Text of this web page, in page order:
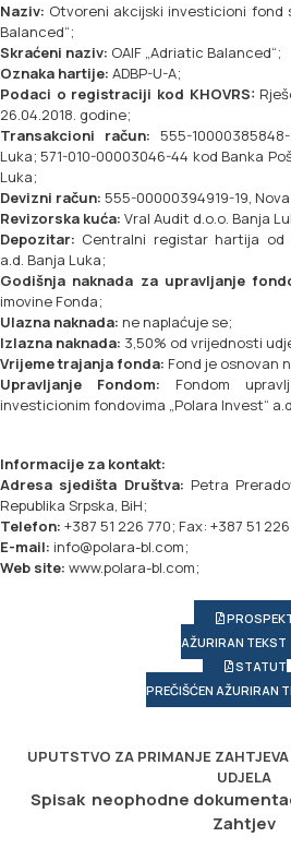
Naziv: Otvoreni akcijski investicioni fond
Balanced“;
Skraćeni naziv: OAIF „Adriatic Balanced“;
Oznaka hartije: ADBP-U-A;
Podaci o registraciji kod KHOVRS:
26.04.2018. godine;
Transakcioni račun: 555-
Luka; 571-010-00003046-44 kod Banka
Luka;
Devizni račun: 555-00000394919-19,
Revizorska kuća: Vral Audit d.o.o. Banja
Depozitar: Centralni registar hartija od
a.d. Banja Luka;
Godišnja naknada za upravljanje
imovine Fonda;
Ulazna naknada: ne naplaćuje se;
Izlazna naknada: 3,50% od vrijednosti
Vrijeme trajanja fonda: Fond je osnovan
Upravljanje Fondom: Fondom
investicionim fondovima „Polara Invest“
Informacije za kontakt:
Adresa sjedišta Društva: Petra
Republika Srpska, BiH;
Telefon: +387 51 226 770; Fax: +387 51
E-mail: info@polara-bl.com;
Web site: www.polara-bl.com;
AŽURIRAN TEKST
STATUT
PREČIŠĆEN AŽURIRAN
UPUTSTVO ZA PRIMANJE
UDJELA
Spisak neophodne
Zahtjev